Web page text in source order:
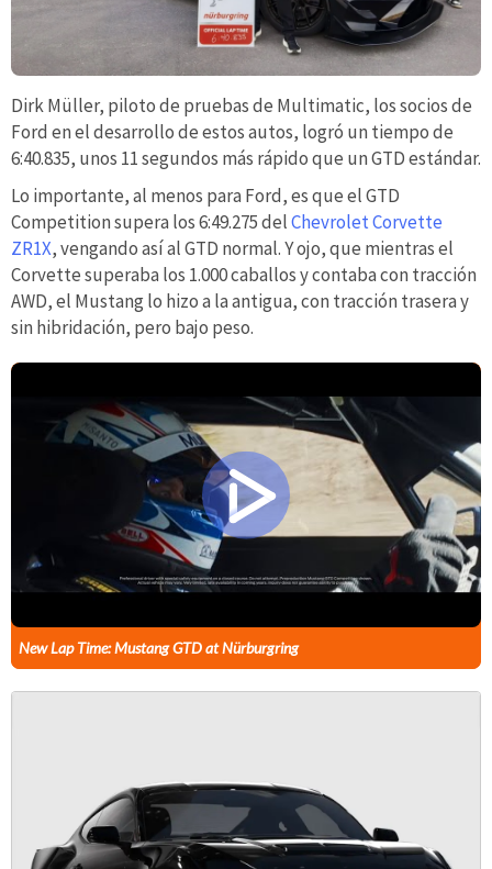
Dirk Müller, piloto de pruebas de Multimatic, los socios de
Ford en el desarrollo de estos autos, logró un tiempo de
6:40.835, unos 11 segundos más rápido que un GTD estándar.
Lo importante, al menos para Ford, es que el GTD
Competition supera los 6:49.275 delChevrolet Corvette
ZR1X, vengando así al GTD normal. Y ojo, que mientras el
Corvette superaba los 1.000 caballos y contaba con tracción
AWD, el Mustang lo hizo a la antigua, con tracción trasera y
sin hibridación, pero bajo peso.
New Lap Time: Mustang GTD at Nürburgring